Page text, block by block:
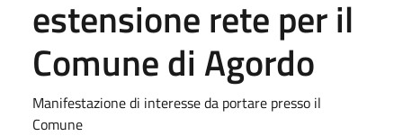
estensione rete per il
Comune di Agordo
Manifestazione di interesse da portare presso il
Comune